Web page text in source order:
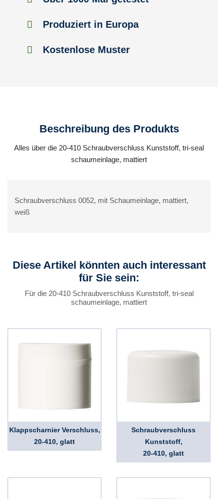
Produziert in Europa
Kostenlose Muster
Beschreibung des Produkts
Alles über die 20-410 Schraubverschluss Kunststoff, tri-seal
schaumeinlage, mattiert
Schraubverschluss 0052, mit Schaumeinlage, mattiert,
weiß
Diese Artikel könnten auch interessant
für Sie sein:
Für die 20-410 Schraubverschluss Kunststoff, tri-seal
schaumeinlage, mattiert
Klappscharnier Verschluss,
20-410, glatt
Schraubverschluss
Kunststoff,
20-410, glatt